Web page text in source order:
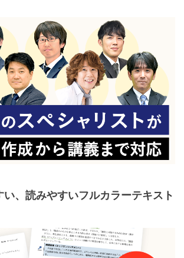
い、読みやすいフルカラーテキスト